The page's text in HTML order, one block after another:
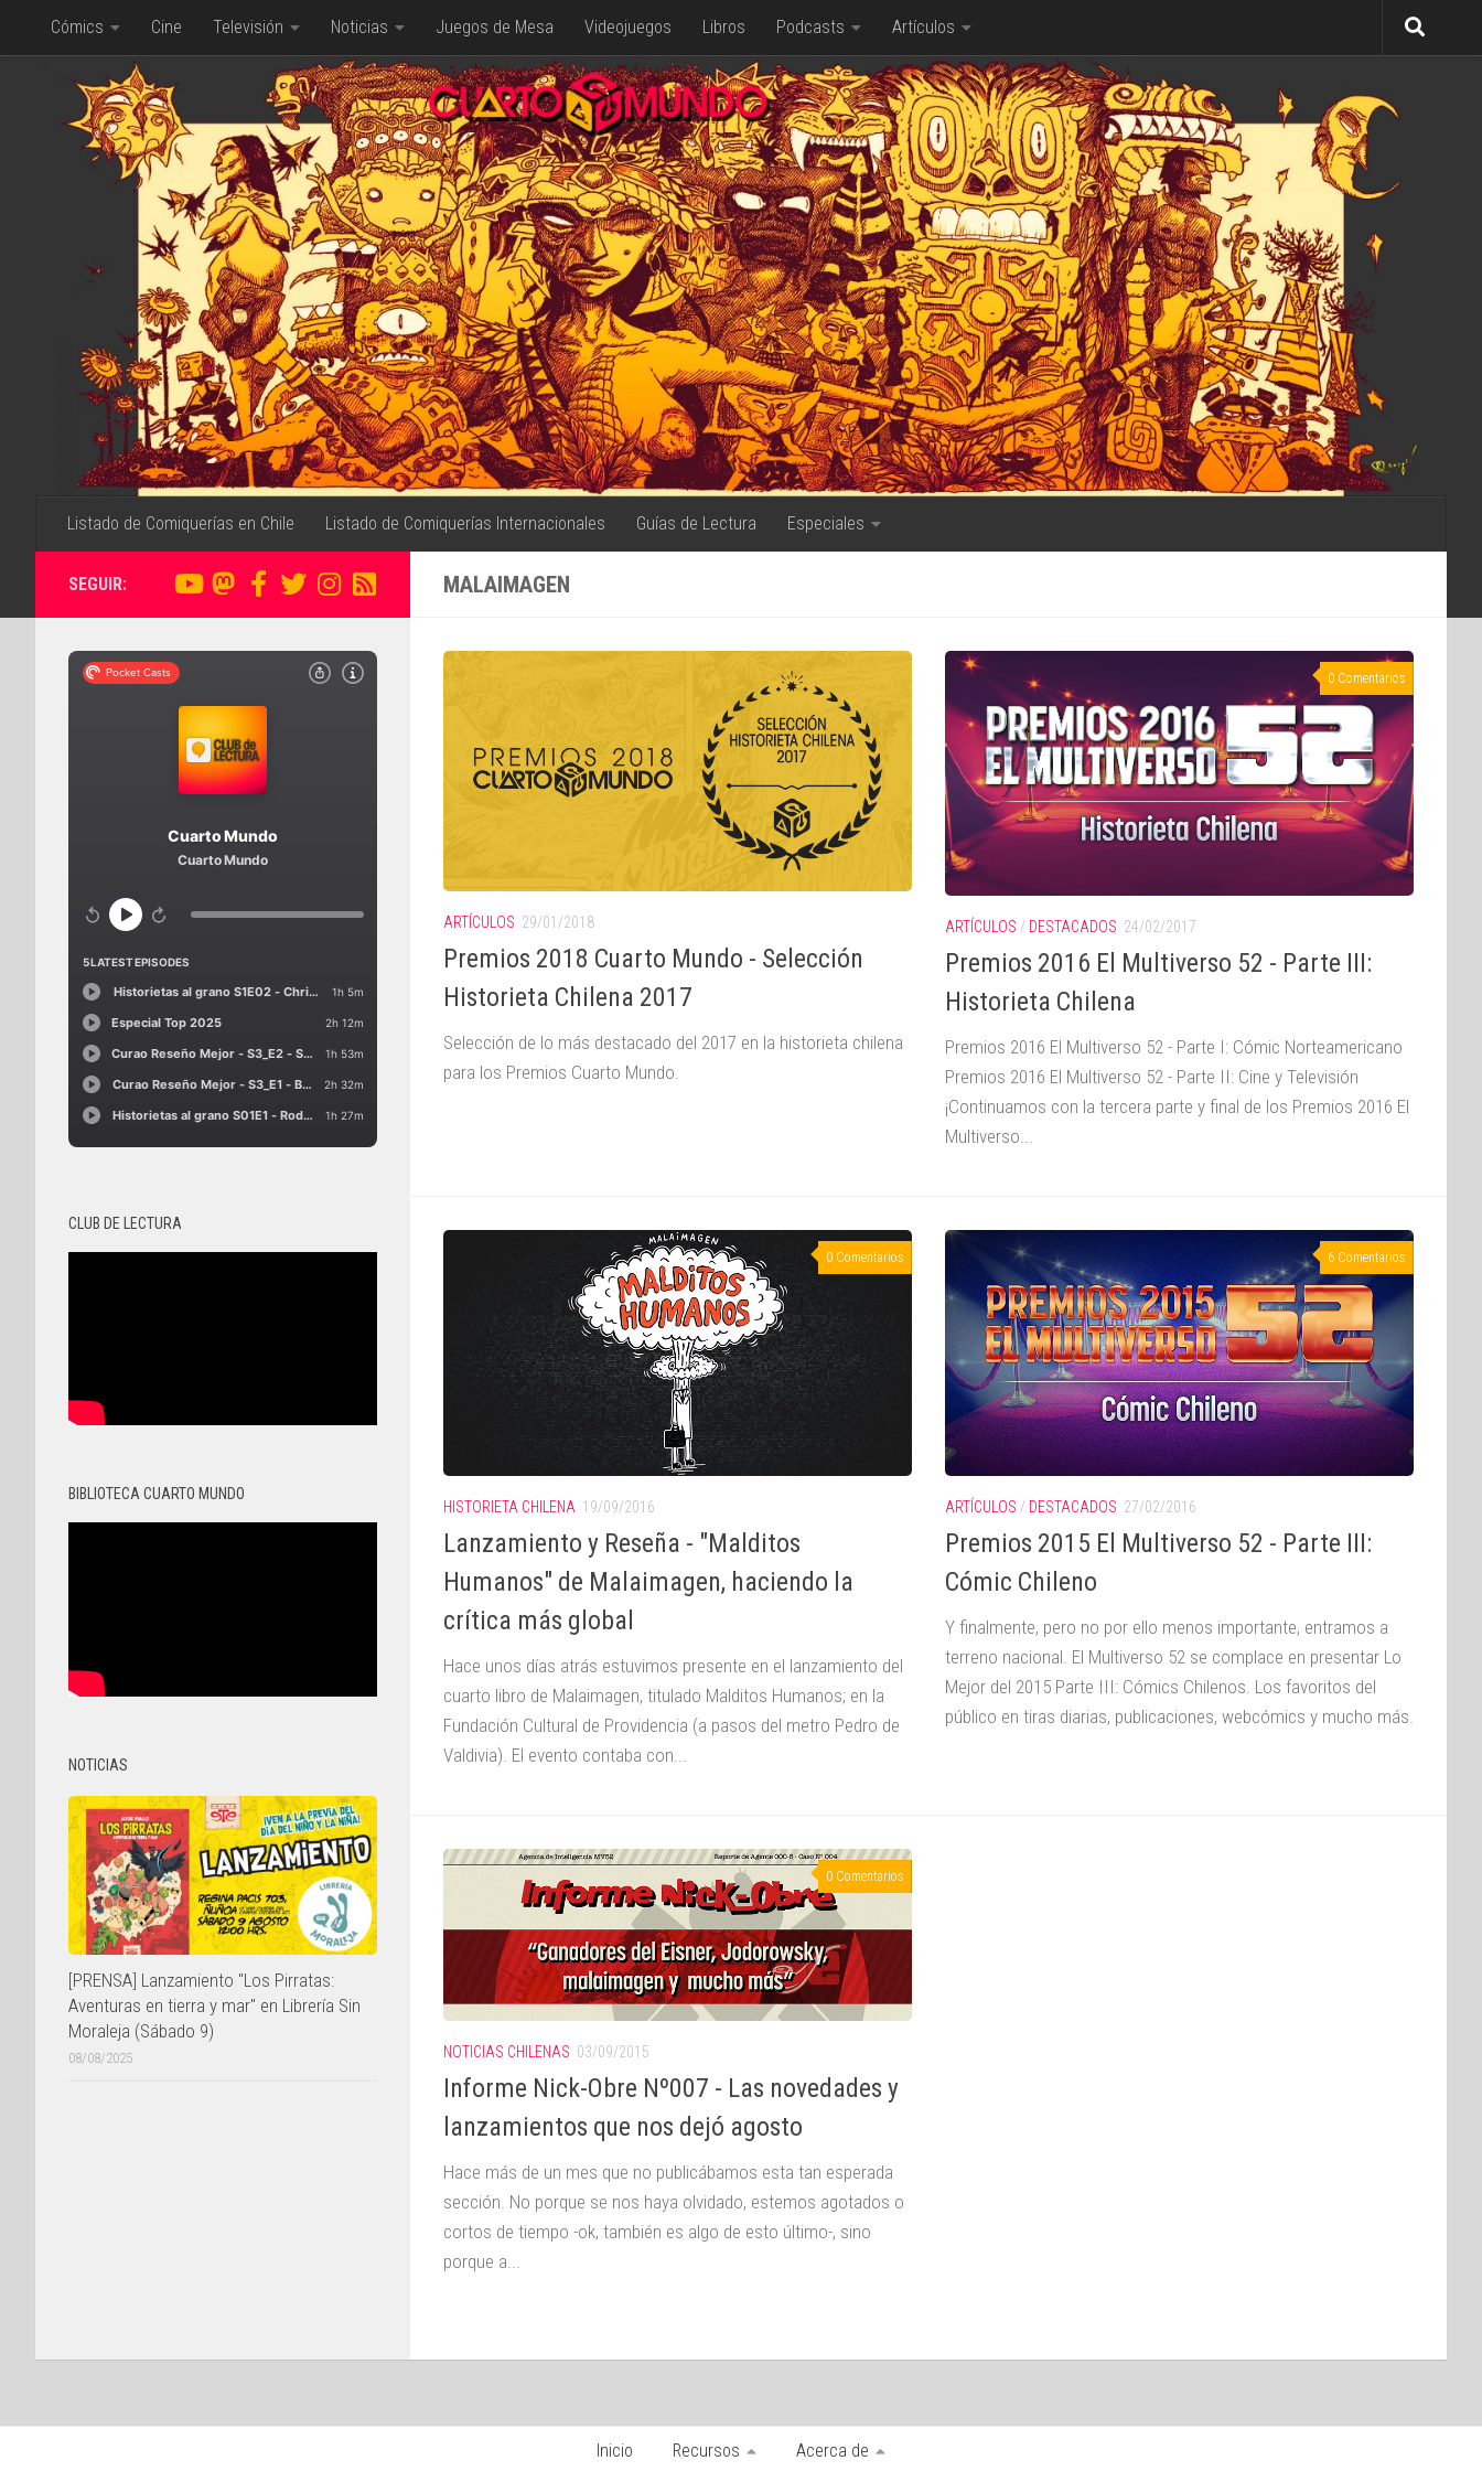
Saltar al contenido
Cómics Cine Televisión Noticias Juegos de Mesa Videojuegos Libros Podcasts Artículos
Listado de Comiquerías en Chile Listado de Comiquerías Internacionales Guías de Lectura Especiales
MALAIMAGEN
ARTÍCULOS 29/01/2018
Premios 2018 Cuarto Mundo - Selección
Historieta Chilena 2017
Selección de lo más destacado del 2017 en la historieta chilena
para los Premios Cuarto Mundo.
0 Comentarios
ARTÍCULOS / DESTACADOS 24/02/2017
Premios 2016 El Multiverso 52 - Parte III:
Historieta Chilena
Premios 2016 El Multiverso 52 - Parte I: Cómic Norteamericano
Premios 2016 El Multiverso 52 - Parte II: Cine y Televisión
¡Continuamos con la tercera parte y final de los Premios 2016 El
Multiverso...
0 Comentarios
HISTORIETA CHILENA 19/09/2016
Lanzamiento y Reseña - "Malditos
Humanos" de Malaimagen, haciendo la
crítica más global
Hace unos días atrás estuvimos presente en el lanzamiento del
cuarto libro de Malaimagen, titulado Malditos Humanos; en la
Fundación Cultural de Providencia (a pasos del metro Pedro de
Valdivia). El evento contaba con...
6 Comentarios
ARTÍCULOS / DESTACADOS 27/02/2016
Premios 2015 El Multiverso 52 - Parte III:
Cómic Chileno
Y finalmente, pero no por ello menos importante, entramos a
terreno nacional. El Multiverso 52 se complace en presentar Lo
Mejor del 2015 Parte III: Cómics Chilenos. Los favoritos del
público en tiras diarias, publicaciones, webcómics y mucho más.
0 Comentarios
NOTICIAS CHILENAS 03/09/2015
Informe Nick-Obre Nº007 - Las novedades y
lanzamientos que nos dejó agosto
Hace más de un mes que no publicábamos esta tan esperada
sección. No porque se nos haya olvidado, estemos agotados o
cortos de tiempo -ok, también es algo de esto último-, sino
porque a...
SEGUIR:
CLUB DE LECTURA
BIBLIOTECA CUARTO MUNDO
NOTICIAS
[PRENSA] Lanzamiento "Los Pirratas:
Aventuras en tierra y mar" en Librería Sin
Moraleja (Sábado 9)
08/08/2025
Inicio Recursos Acerca de